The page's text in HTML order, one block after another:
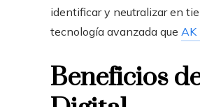
identificar y neutralizar en
tecnología avanzada que AK
Beneficios